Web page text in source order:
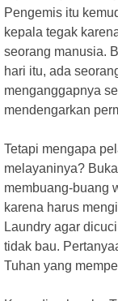
Pengemis itu
kepala tegak
seorang manusia.
hari itu, ada
menganggapnya
mendengarkan
Tetapi mengapa
melayaninya?
membuang-buang
karena harus
Laundry agar
tidak bau.
Tuhan yang